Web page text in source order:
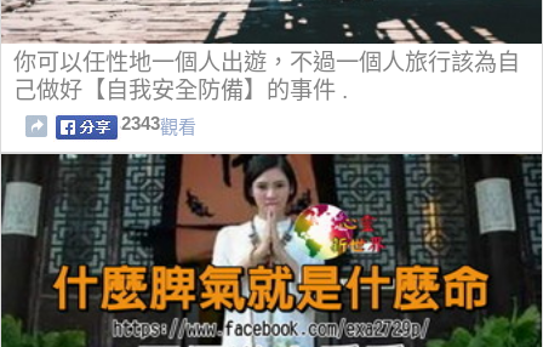
你可以任性地一個人出遊，不過一個人旅行該為自
己做好【自我安全防備】的事件 .
2343觀看